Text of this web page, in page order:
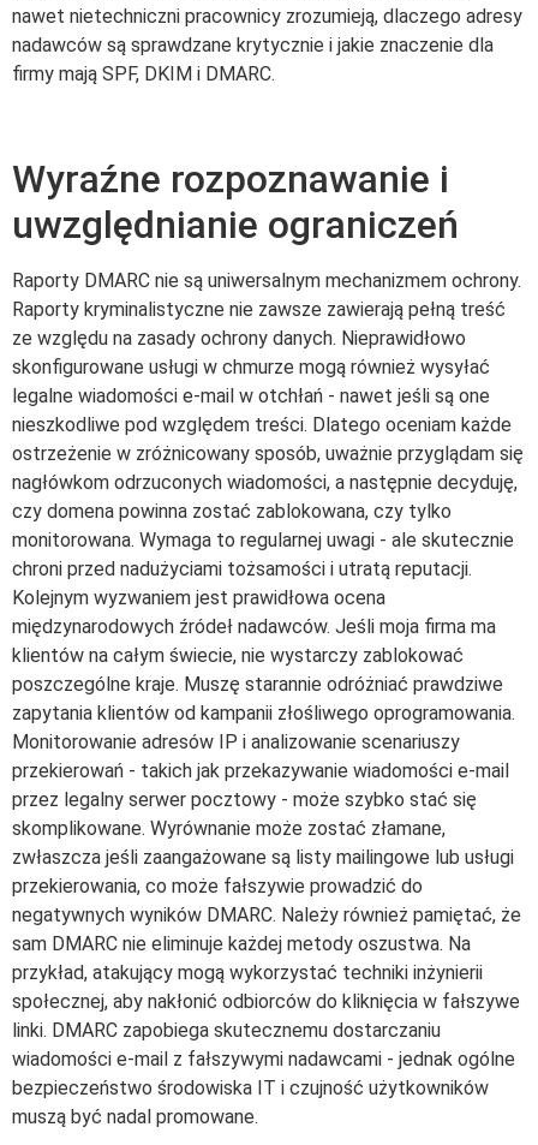
nawet nietechniczni pracownicy zrozumieją, dlaczego adresy
nadawców są sprawdzane krytycznie i jakie znaczenie dla
firmy mają SPF, DKIM i DMARC.
Wyraźne rozpoznawanie i
uwzględnianie ograniczeń
Raporty DMARC nie są uniwersalnym mechanizmem ochrony.
Raporty kryminalistyczne nie zawsze zawierają pełną treść
ze względu na zasady ochrony danych. Nieprawidłowo
skonfigurowane usługi w chmurze mogą również wysyłać
legalne wiadomości e-mail w otchłań - nawet jeśli są one
nieszkodliwe pod względem treści. Dlatego oceniam każde
ostrzeżenie w zróżnicowany sposób, uważnie przyglądam się
nagłówkom odrzuconych wiadomości, a następnie decyduję,
czy domena powinna zostać zablokowana, czy tylko
monitorowana. Wymaga to regularnej uwagi - ale skutecznie
chroni przed nadużyciami tożsamości i utratą reputacji.
Kolejnym wyzwaniem jest prawidłowa ocena
międzynarodowych źródeł nadawców. Jeśli moja firma ma
klientów na całym świecie, nie wystarczy zablokować
poszczególne kraje. Muszę starannie odróżniać prawdziwe
zapytania klientów od kampanii złośliwego oprogramowania.
Monitorowanie adresów IP i analizowanie scenariuszy
przekierowań - takich jak przekazywanie wiadomości e-mail
przez legalny serwer pocztowy - może szybko stać się
skomplikowane. Wyrównanie może zostać złamane,
zwłaszcza jeśli zaangażowane są listy mailingowe lub usługi
przekierowania, co może fałszywie prowadzić do
negatywnych wyników DMARC. Należy również pamiętać, że
sam DMARC nie eliminuje każdej metody oszustwa. Na
przykład, atakujący mogą wykorzystać techniki inżynierii
społecznej, aby nakłonić odbiorców do kliknięcia w fałszywe
linki. DMARC zapobiega skutecznemu dostarczaniu
wiadomości e-mail z fałszywymi nadawcami - jednak ogólne
bezpieczeństwo środowiska IT i czujność użytkowników
muszą być nadal promowane.